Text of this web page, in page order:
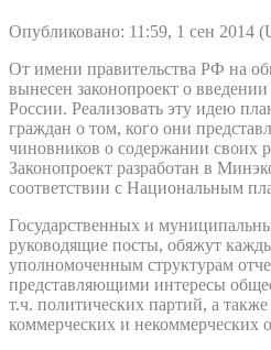
Опубликовано: 11:59, 1 сен 2014
От имени правительства РФ на
вынесен законопроект о
России. Реализовать эту идею
граждан о том, кого они
чиновников о содержании своих
Законопроект разработан в
соответствии с Национальным
Государственных и
руководящие посты, обяжут
уполномоченным структурам
представляющими интересы
т.ч. политических партий, а
коммерческих и некоммерческих